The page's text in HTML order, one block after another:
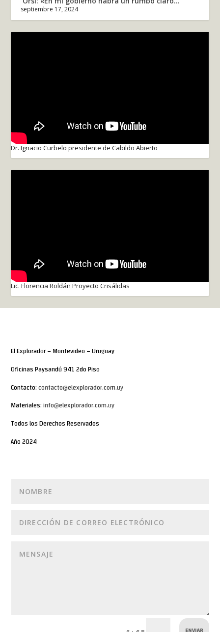
septiembre 17, 2024
Dr. Ignacio Curbelo presidente de Cabildo Abierto
Lic. Florencia Roldán Proyecto Crisálidas
El Explorador – Montevideo – Uruguay
Oficinas Paysandú 941 2do Piso
Contacto:contacto@elexplorador.com.uy
Materiales:info@elexplorador.com.uy
Todos los Derechos Reservados
Año 2024